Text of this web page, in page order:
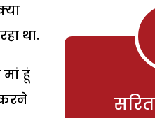
था.
हूं